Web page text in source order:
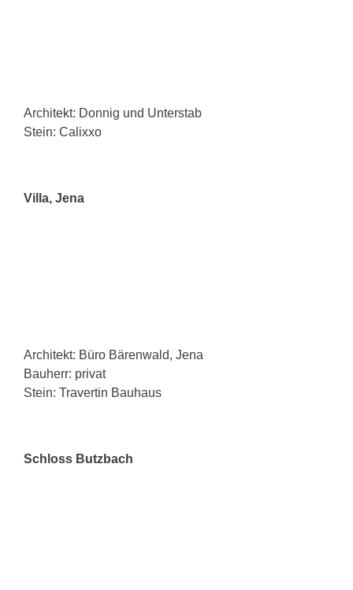
Architekt: Donnig und Unterstab
Stein: Calixxo
Villa, Jena
Architekt: Büro Bärenwald, Jena
Bauherr: privat
Stein: Travertin Bauhaus
Schloss Butzbach